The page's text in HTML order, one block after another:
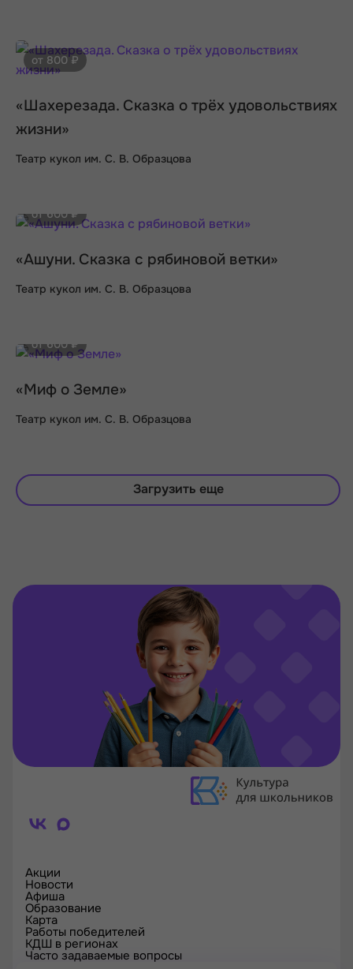
от 800 ₽
«Шахерезада. Сказка о трёх удовольствиях
жизни»
Театр кукол им. С. В. Образцова
от 600 ₽
«Ашуни. Сказка с рябиновой ветки»
Театр кукол им. С. В. Образцова
от 600 ₽
«Миф о Земле»
Театр кукол им. С. В. Образцова
Загрузить еще
Акции
Новости
Афиша
Образование
Карта
Работы победителей
КДШ в регионах
Часто задаваемые вопросы